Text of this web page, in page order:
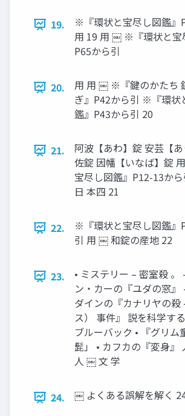
19.
※『環状と宝尽し図鑑』
用 19 用 ￼ ※『環状と宝
P65から引
20.
用 用 ￼ ※『鍵のかたち
ぎ』P42から引 ※『環状
鑑』P43から引 20
21.
阿波【あわ】錠 安芸【
佐錠 因幡【いなば】錠
宝尽し図鑑』P12-13か
日 本四 21
22.
※『環状と宝尽し図鑑』
引 用 ￼ 和錠の産地 22
23.
• ミステリー – 密室殺 。
ン・カーの『ユダの窓』
ダインの『カナリヤの殺
ス） 事件』 説を科学す
ブルーバック • 『グリム
髭」 • カフカの『変身』
人 ￼ 文 学
24. ￼ よくある誤解を解く